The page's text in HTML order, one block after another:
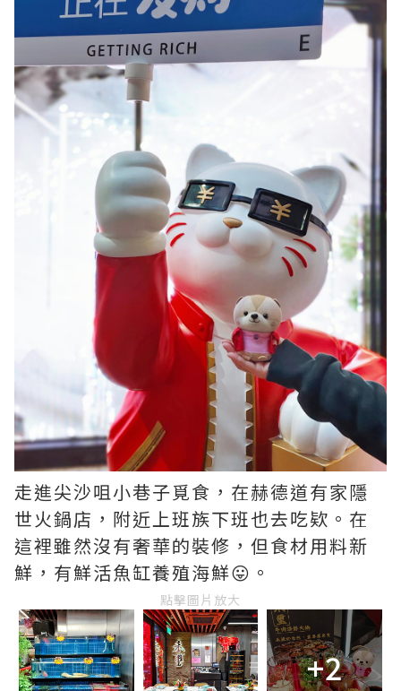
走進尖沙咀小巷子覓食，在赫德道有家隱
世火鍋店，附近上班族下班也去吃欵。在
這裡雖然沒有奢華的裝修，但食材用料新
鮮，有鮮活魚缸養殖海鮮😛。
點擊圖片放大
+2